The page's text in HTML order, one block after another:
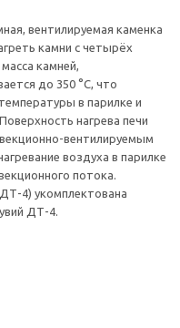
вентилируемая каменка
камни с четырёх
камней,
до 350 °С, что
в парилке и
нагрева печи
вентилируемым
воздуха в парилке
потока.
4) укомплектована
ДТ-4.